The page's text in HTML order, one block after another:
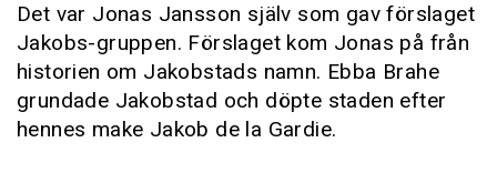
Det var Jonas Jansson själv som gav förslaget
Jakobs-gruppen. Förslaget kom Jonas på från
historien om Jakobstads namn. Ebba Brahe
grundade Jakobstad och döpte staden efter
hennes make Jakob de la Gardie.